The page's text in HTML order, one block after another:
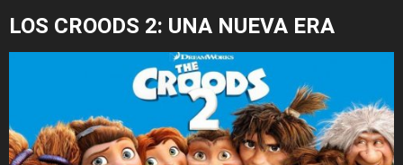
LOS CROODS 2: UNA NUEVA ERA